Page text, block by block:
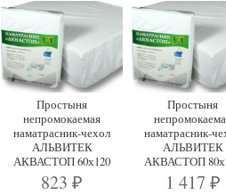
Простыня
непромокаемая
наматрасник-чехол
АЛЬВИТЕК
АКВАСТОП 60х120
823 ₽
Простыня
наматрасник-
АЛЬВИТЕК
АКВАСТОП
1 417 ₽